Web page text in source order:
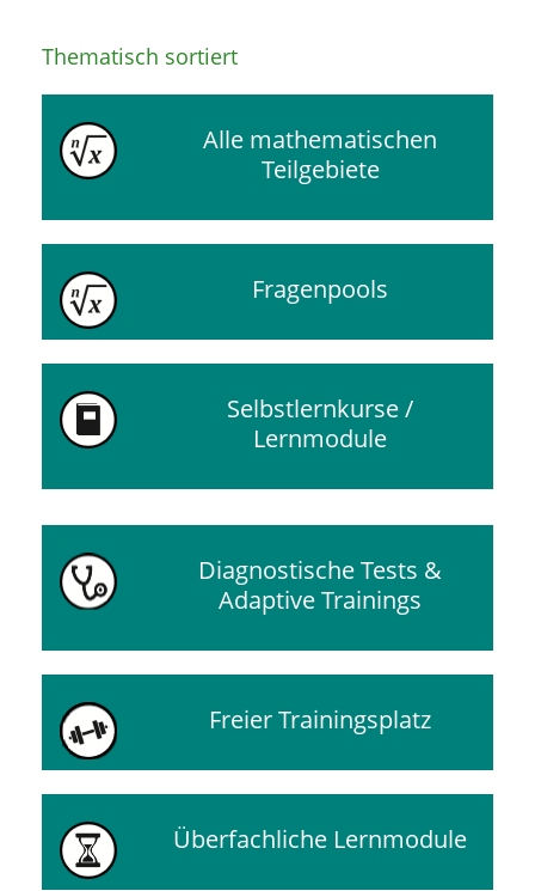
Thematisch sortiert
Alle mathematischen
Teilgebiete
Fragenpools
Selbstlernkurse /
Lernmodule
Diagnostische Tests &
Adaptive Trainings
Freier Trainingsplatz
Überfachliche Lernmodule